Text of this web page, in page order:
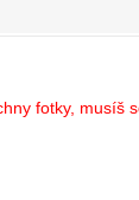
fotky, musíš